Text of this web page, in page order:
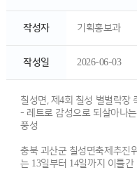
작성자 기획홍보과
작성일 2026-06-03
칠성면, 제4회 칠성 별별락장
- 레트로 감성으로 되살아나
풍성
충북 괴산군 칠성면축제추진
는 13일부터 14일까지 이틀